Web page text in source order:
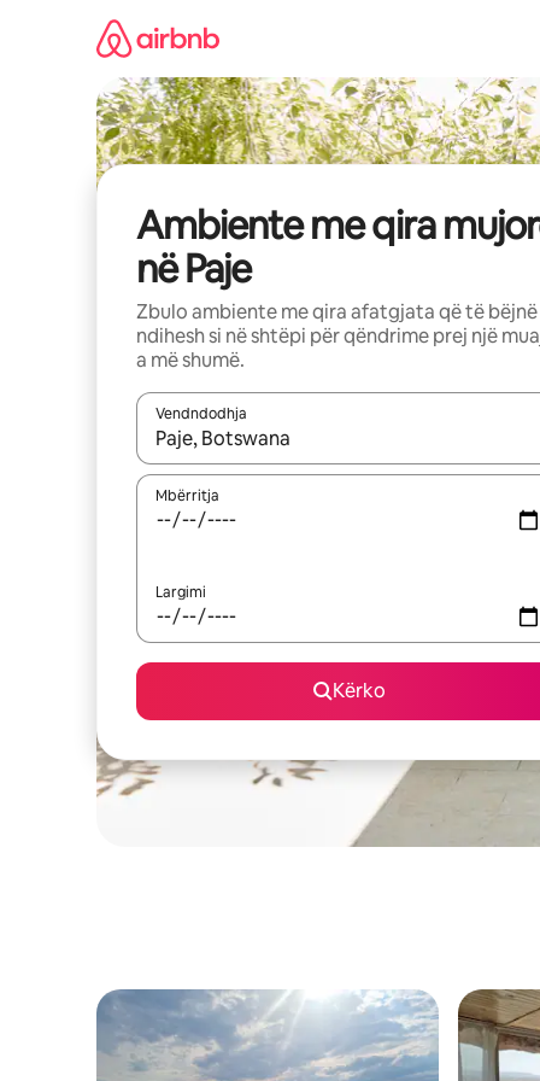
Ambiente me qira
në Paje
Zbulo ambiente me qira afatgjata që të
ndihesh si në shtëpi për qëndrime prej një
a më shumë.
Vendndodhja
Kur rezultatet të jenë të disponueshme, lëviz me
Mbërritja
Largimi
Kërko